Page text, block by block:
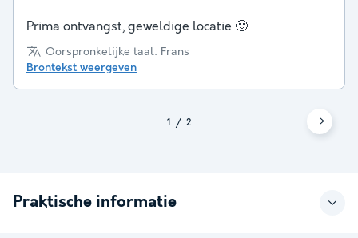
Prima ontvangst, geweldige locatie 🙂
Oorspronkelijke taal: Frans
Brontekst weergeven
1 2
Praktische informatie